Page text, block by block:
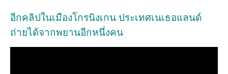
อีกคลิปในเมืองโกรนิงเกน ประเทศเนเธอแลนด์
ถ่ายได้จากพยานอีกหนึ่งคน